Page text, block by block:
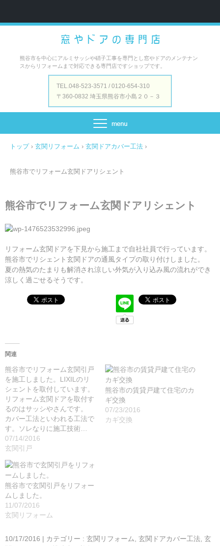
熊谷市を中心にアルミサッシや硝子工事を専門とし窓やドアのメンテナン
スからリフォームまで対応できる専門店ですショップです。
TEL.048-523-3571 / 0120-654-310
〒360-0832 埼玉県熊谷市小島２０－３
トップ › 玄関リフォーム › 玄関ドアカバー工法 ›
熊谷市でリフォーム玄関ドアリシェント
熊谷市でリフォーム玄関ドアリシェント
リフォーム玄関ドアを下見から施工まで自社社員で行っています。
熊谷市でリシェント玄関ドアの通風タイプの取り付けしました。
夏の熱気のたまりも解消され涼しい外気が入り込み風の流れができ
涼しく過ごせるそうです。
関連
熊谷市でリフォーム玄関引戸
を施工しました。LIXILのリ
シェントを取付しています。
リフォーム玄関ドアを取付す
るのはサッシやさんです。
カバー工法といわれる工法で
す。ソレなりに施工技術…
07/14/2016
玄関引戸
熊谷市の賃貸戸建て住宅のカ
ギ交換
07/23/2016
カギ交換
熊谷市で玄関引戸をリフォー
ムしました。
11/07/2016
玄関リフォーム
10/17/2016 | カテゴリー : 玄関リフォーム, 玄関ドアカバー工法 玄